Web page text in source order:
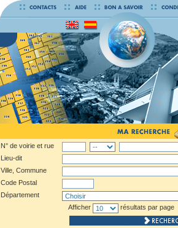
N° de voirie et rue
Lieu-dit
Ville, Commune
Code Postal
Département
Afficher
résultats par page